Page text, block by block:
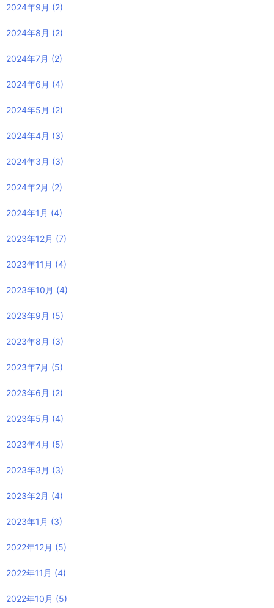
2024年9月 (2)
2024年8月 (2)
2024年7月 (2)
2024年6月 (4)
2024年5月 (2)
2024年4月 (3)
2024年3月 (3)
2024年2月 (2)
2024年1月 (4)
2023年12月 (7)
2023年11月 (4)
2023年10月 (4)
2023年9月 (5)
2023年8月 (3)
2023年7月 (5)
2023年6月 (2)
2023年5月 (4)
2023年4月 (5)
2023年3月 (3)
2023年2月 (4)
2023年1月 (3)
2022年12月 (5)
2022年11月 (4)
2022年10月 (5)